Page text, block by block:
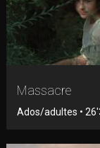
Massacre
Ados/adultes •